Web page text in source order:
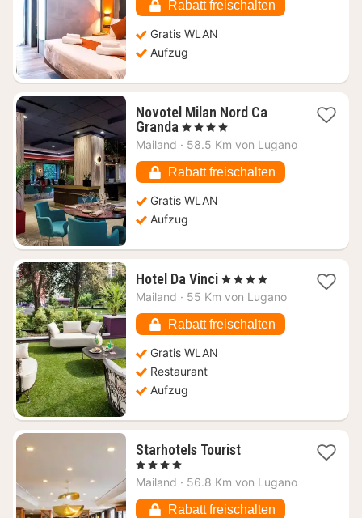
€
Rabatt freischalten
Gratis WLAN
Aufzug
Novotel Milan Nord Ca
Granda 1
Nacht
43,66
€
, 4 Sterne
Mailand · 58.5 Km von Lugano
Rabatt freischalten
Gratis WLAN
Aufzug
Hotel Da Vinci1
Nacht
50,61
€
, 4 Sterne
Mailand · 55 Km von Lugano
Rabatt freischalten
Gratis WLAN
Restaurant
Aufzug
Starhotels Tourist1
ab
69,54
€
, 4 Sterne
Mailand · 56.8 Km von Lugano
Rabatt freischalten